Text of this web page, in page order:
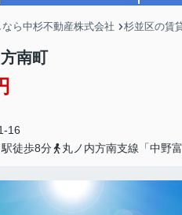
ら中杉不動産株式会社 杉並区の賃
南町
16
徒歩8分
丸ノ内方南支線「中野